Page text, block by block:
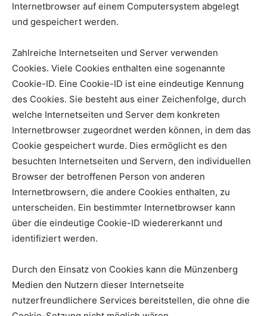
Internetbrowser auf einem Computersystem abgelegt
und gespeichert werden.
Zahlreiche Internetseiten und Server verwenden
Cookies. Viele Cookies enthalten eine sogenannte
Cookie-ID. Eine Cookie-ID ist eine eindeutige Kennung
des Cookies. Sie besteht aus einer Zeichenfolge, durch
welche Internetseiten und Server dem konkreten
Internetbrowser zugeordnet werden können, in dem das
Cookie gespeichert wurde. Dies ermöglicht es den
besuchten Internetseiten und Servern, den individuellen
Browser der betroffenen Person von anderen
Internetbrowsern, die andere Cookies enthalten, zu
unterscheiden. Ein bestimmter Internetbrowser kann
über die eindeutige Cookie-ID wiedererkannt und
identifiziert werden.
Durch den Einsatz von Cookies kann die Münzenberg
Medien den Nutzern dieser Internetseite
nutzerfreundlichere Services bereitstellen, die ohne die